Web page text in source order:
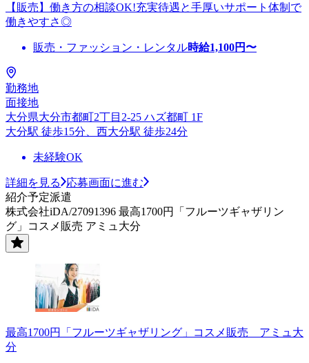
【販売】働き方の相談OK!充実待遇と手厚いサポート体制で
働きやすさ◎
販売・ファッション・レンタル時給1,100円〜
勤務地
面接地
大分県大分市都町2丁目2-25 ハズ都町 1F
大分駅 徒歩15分、西大分駅 徒歩24分
未経験OK
詳細を見る
応募画面に進む
紹介予定派遣
株式会社iDA/27091396 最高1700円「フルーツギャザリン
グ」コスメ販売 アミュ大分
最高1700円「フルーツギャザリング」コスメ販売 アミュ大
分